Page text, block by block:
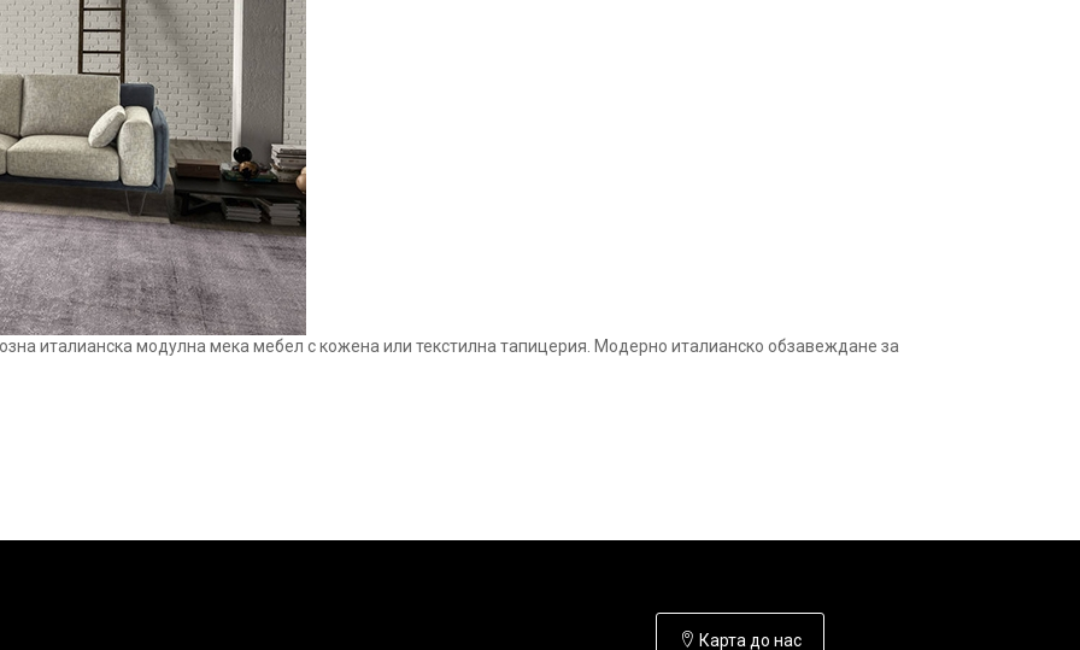
италианска модулна мека мебел с кожена или текстилна тапицерия. Модерно италианско обзавеждане за
Карта до нас